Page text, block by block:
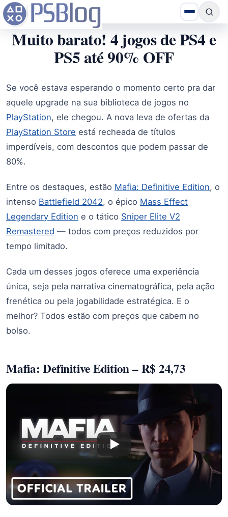
Muito barato! 4 jogos de PS4 e
PS5 até 90% OFF
Se você estava esperando o momento certo pra dar
aquele upgrade na sua biblioteca de jogos no
PlayStation, ele chegou. A nova leva de ofertas da
PlayStation Store está recheada de títulos
imperdíveis, com descontos que podem passar de
80%.
Entre os destaques, estão Mafia: Definitive Edition, o
intenso Battlefield 2042, o épico Mass Effect
Legendary Edition e o tático Sniper Elite V2
Remastered — todos com preços reduzidos por
tempo limitado.
Cada um desses jogos oferece uma experiência
única, seja pela narrativa cinematográfica, pela ação
frenética ou pela jogabilidade estratégica. E o
melhor? Todos estão com preços que cabem no
bolso.
Mafia: Definitive Edition – R$ 24,73